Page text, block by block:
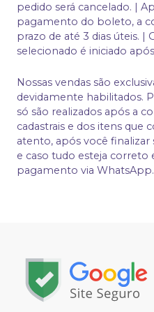
pedido será cancelado. |
pagamento do boleto, a
prazo de até 3 dias úteis. |
selecionado é iniciado
Nossas vendas são
devidamente habilitados.
só são realizados após a
cadastrais e dos itens que
atento, após você finalizar
e caso tudo esteja correto
pagamento via WhatsApp.